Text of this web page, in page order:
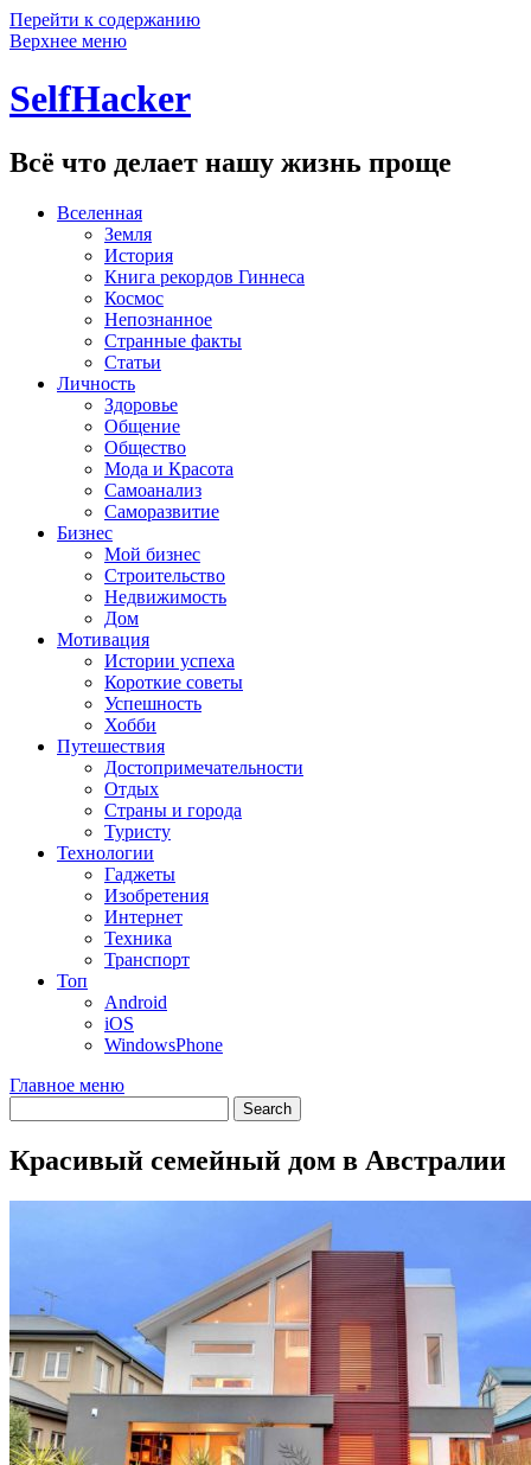
Перейти к содержанию
Верхнее меню
SelfHacker
Всё что делает нашу жизнь проще
Вселенная
Земля
История
Книга рекордов Гиннеса
Космос
Непознанное
Странные факты
Статьи
Личность
Здоровье
Общение
Общество
Мода и Красота
Самоанализ
Саморазвитие
Бизнес
Мой бизнес
Строительство
Недвижимость
Дом
Мотивация
Истории успеха
Короткие советы
Успешность
Хобби
Путешествия
Достопримечательности
Отдых
Страны и города
Туристу
Технологии
Гаджеты
Изобретения
Интернет
Техника
Транспорт
Топ
Android
iOS
WindowsPhone
Главное меню
Красивый семейный дом в Австралии